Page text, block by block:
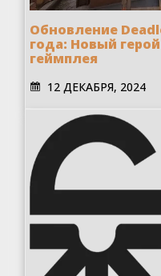
Обновление
года: Новый
геймплея
12 ДЕКАБРЯ, 2024